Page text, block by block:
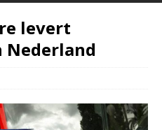
levert
Nederland